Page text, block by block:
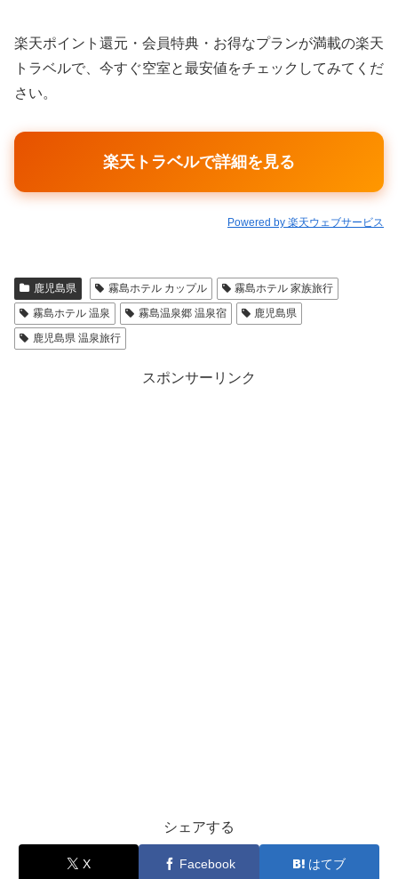
楽天ポイント還元・会員特典・お得なプランが満載の楽天
トラベルで、今すぐ空室と最安値をチェックしてみてくだ
さい。
楽天トラベルで詳細を見る
Powered by 楽天ウェブサービス
鹿児島県 霧島ホテル カップル
霧島ホテル 家族旅行
霧島ホテル 温泉
霧島温泉郷 温泉宿
鹿児島県
鹿児島県 温泉旅行
スポンサーリンク
シェアする
X Facebook はてブ